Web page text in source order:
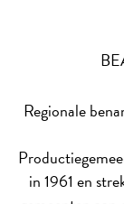
Regionale
in 1961 en